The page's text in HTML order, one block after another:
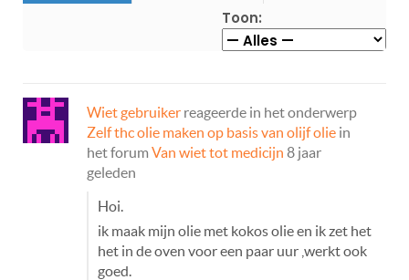
Toon:
Wiet gebruiker reageerde in het onderwerp
Zelf thc olie maken op basis van olijf olie in
het forum Van wiet tot medicijn 8 jaar
geleden
Hoi.
ik maak mijn olie met kokos olie en ik zet het
het in de oven voor een paar uur ,werkt ook
goed.